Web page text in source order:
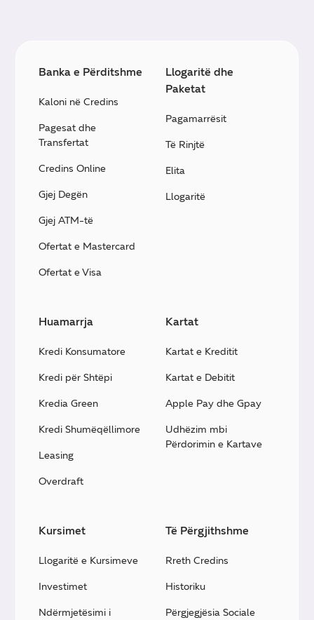
Banka e Përditshme
Kaloni në Credins
Pagesat dhe
Transfertat
Credins Online
Gjej Degën
Gjej ATM-të
Ofertat e Mastercard
Ofertat e Visa
Llogaritë dhe
Paketat
Pagamarrësit
Të Rinjtë
Elita
Llogaritë
Huamarrja
Kredi Konsumatore
Kredi për Shtëpi
Kredia Green
Kredi Shumëqëllimore
Leasing
Overdraft
Kartat
Kartat e Kreditit
Kartat e Debitit
Apple Pay dhe Gpay
Udhëzim mbi
Përdorimin e Kartave
Kursimet
Llogaritë e Kursimeve
Investimet
Ndërmjetësimi i
Të Përgjithshme
Rreth Credins
Historiku
Përgjegjësia Sociale